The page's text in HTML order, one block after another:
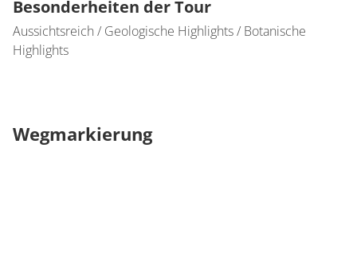
Besonderheiten der Tour
Aussichtsreich / Geologische Highlights / Botanische
Highlights
Wegmarkierung